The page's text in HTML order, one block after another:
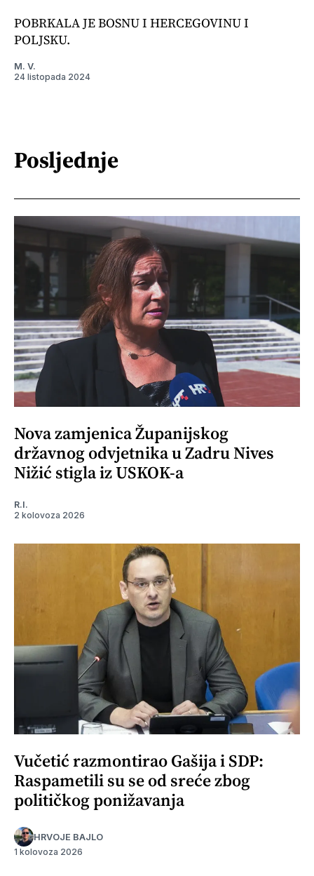
POBRKALA JE BOSNU I HERCEGOVINU I
POLJSKU.
M. V.
24 listopada 2024
Posljednje
Nova zamjenica Županijskog
državnog odvjetnika u Zadru Nives
Nižić stigla iz USKOK-a
R.I.
2 kolovoza 2026
Vučetić razmontirao Gašija i SDP:
Raspametili su se od sreće zbog
političkog ponižavanja
HRVOJE BAJLO
1 kolovoza 2026